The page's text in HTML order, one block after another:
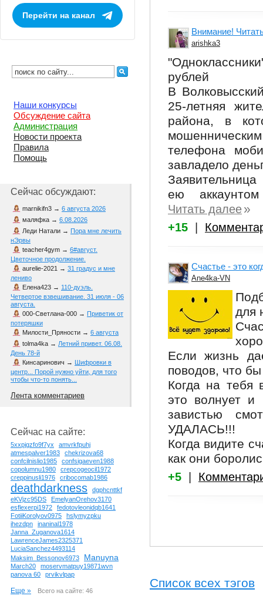
Внимание!
arishka3
рублей
В
25-летняя
района, в
телефона
завладело
ею
Читать далее»
+15
Счастье - это
Ane4ka-VN
для
Если жизнь
поводов, что
Когда на тебя
это волнует и
завистью
УДАЛАСЬ!!!
Когда видите
как они
+5
Список всех тэгов
Перейти на канал
Наши конкурсы
Обсуждение сайта
Администрация
Новости проекта
Правила
Помощь
Сейчас обсуждают:
marnikifn3 → 6 августа 2026
маляфка → 6.08.2026
Леди Натали → Пора мне лечить
нЭрвы
teacher4gym → 6#август.
Цветочное продолжение.
aurelie-2021 → 31 градус и мне
лениво
Елена423 → 110-дуэль.
Четвертое взвешивание. 31 июля - 06
августа.
000-Светлана-000 → Приветик от
потеряшки
Милости_Пряности → 6 августа
tolma4ka → Летний привет. 06.08.
День 78-й
Кинсаринович → Шифровки в
центр... Порой нужно уйти, для того
чтобы что-то понять...
Лента комментариев
Сейчас на сайте:
5xxpjgzfo9f7yx
amvrkfpuhj
atmespalver1983
chekrizova68
confcilnislio1985
confsigaeven1988
copolumnu1980
crepcogeocil1972
creppinusli1976
cribocomab1986
deathdarkness
dgphcnttkf
eKVjzc95DS
EmelyanOrehov3170
esflexerpi1972
fedotovleonidqb1641
FotiiKorolyov0975
hslymyzpku
ihezdpn
inaninal1978
Janna_Zuganova1614
LawrenceJames2325371
LuciaSanchez4493114
Maksim_Bessonov6973
Manuyna
March20
moservmatpuy19871wvn
panova 60
prvikvlpap
Еще » Всего на сайте: 46